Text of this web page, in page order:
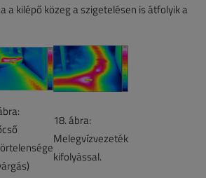
a kilépő közeg a szigetelésen is átfolyik a
18. ábra:
Melegvízvezeték
kifolyással.